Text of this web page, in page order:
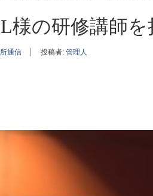
様の研修講師
通信 投稿者: 管理人